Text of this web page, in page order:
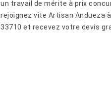
un travail de mérite à prix
rejoignez vite Artisan Andueza
33710 et recevez votre devis